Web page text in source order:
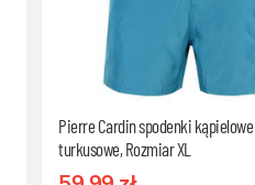
Pierre Cardin spodenki kąpielowe
turkusowe, Rozmiar XL